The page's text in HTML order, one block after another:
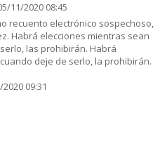
11/2020 08:45
recuento electrónico sospechoso,
Habrá elecciones mientras sean
las prohibirán. Habrá
deje de serlo, la prohibirán.
09:31